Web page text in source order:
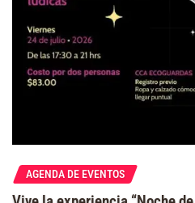
AGENDA DE EVENTOS